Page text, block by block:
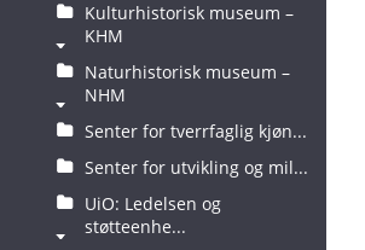
Kulturhistorisk museum –
KHM
Naturhistorisk museum –
NHM
Senter for tverrfaglig kjøn...
Senter for utvikling og mil...
UiO: Ledelsen og
støtteenhe...